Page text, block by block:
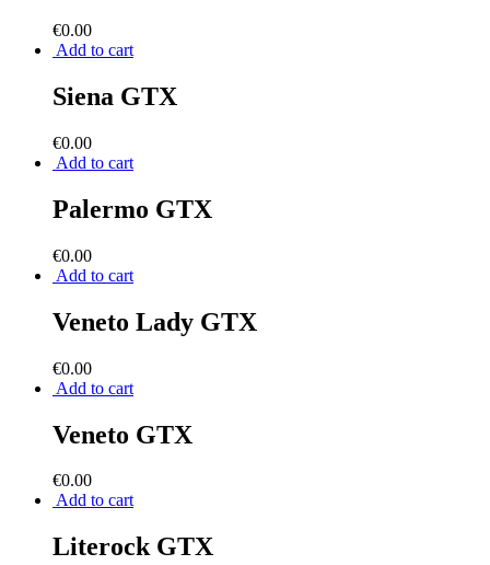
€0.00
Add to cart
Siena GTX
€0.00
Add to cart
Palermo GTX
€0.00
Add to cart
Veneto Lady GTX
€0.00
Add to cart
Veneto GTX
€0.00
Add to cart
Literock GTX